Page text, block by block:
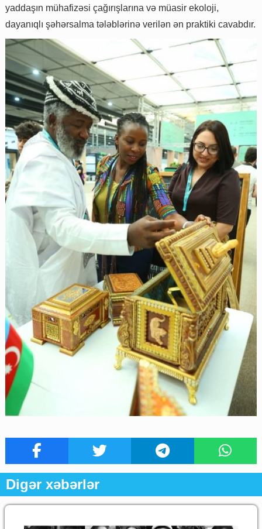
yaddaşın mühafizəsi çağırışlarına və müasir ekoloji,
dayanıqlı şəhərsalma tələblərinə verilən ən praktiki cavabdır.
Digər xəbərlər